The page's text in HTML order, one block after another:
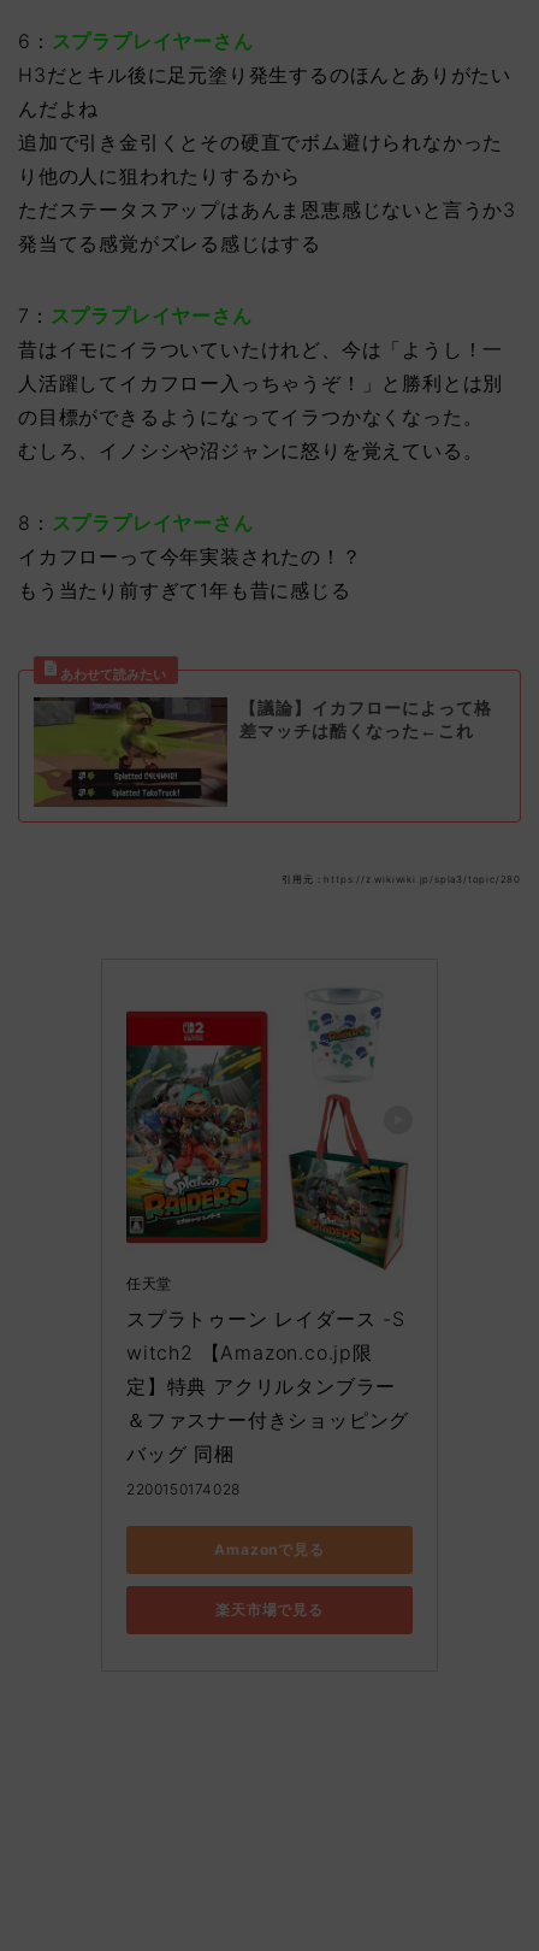
6： スプラプレイヤーさん
H3だとキル後に足元塗り発生するのほんとありがたい
んだよね
追加で引き金引くとその硬直でボム避けられなかった
り他の人に狙われたりするから
ただステータスアップはあんま恩恵感じないと言うか3
発当てる感覚がズレる感じはする
7： スプラプレイヤーさん
昔はイモにイラついていたけれど、今は「ようし！一
人活躍してイカフロー入っちゃうぞ！」と勝利とは別
の目標ができるようになってイラつかなくなった。
むしろ、イノシシや沼ジャンに怒りを覚えている。
8： スプラプレイヤーさん
イカフローって今年実装されたの！？
もう当たり前すぎて1年も昔に感じる
【議論】イカフローによって格
差マッチは酷くなった←これ
引用元：https://z.wikiwiki.jp/spla3/topic/280
任天堂
スプラトゥーン レイダース -S
witch2 【Amazon.co.jp限
定】特典 アクリルタンブラー
＆ファスナー付きショッピング
バッグ 同梱
2200150174028
Amazonで見る
楽天市場で見る